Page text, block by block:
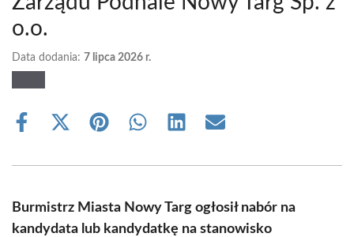
o.o.
Data dodania: 7 lipca 2026 r.
Share
Share
(Twitter)
Share Share Share Share
Burmistrz Miasta Nowy Targ ogłosił nabór na
kandydata lub kandydatkę na stanowisko